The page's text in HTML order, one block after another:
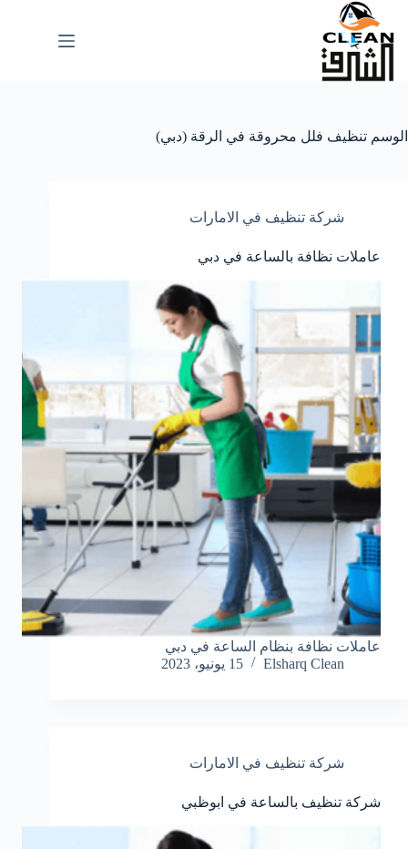
التجاوز
المحتوى
الوسم تنظيف فلل محروقة في الرقة (دبي)
شركة تنظيف في الامارات
عاملات نظافة بالساعة في دبي
عاملات نظافة بنظام الساعة في دبي
Elsharq Clean
15 يونيو، 2023
شركة تنظيف في الامارات
شركة تنظيف بالساعة في ابوظبي